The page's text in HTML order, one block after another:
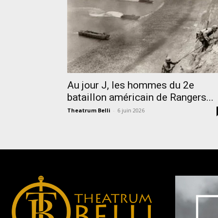
Au jour J, les hommes du 2e
bataillon américain de Rangers...
Theatrum Belli - 6 juin 2026